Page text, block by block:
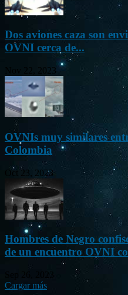
Dos aviones caza son
OVNI cerca de...
Nov 22, 2023
OVNIs muy similares
Colombia
Oct 23, 2023
Hombres de Negro
de un encuentro OVNI
Cargar más